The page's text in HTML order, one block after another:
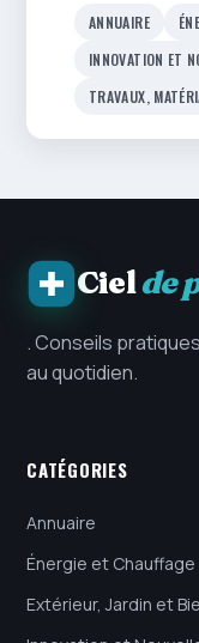
ANNUAIRE
INNOVATION ET
TRAVAUX,
Cielde
. Conseils
au quotidien.
CATÉGORIES
Annuaire
Énergie et Chauffage
Extérieur, Jardin et